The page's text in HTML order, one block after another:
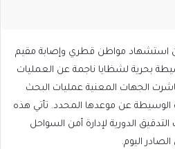
عن استشهاد مواطن قطري وإصابة مقيم
بحرية لشظايا ناجمة عن العمليات
الجهات المعنية عمليات البحث
الوسيطة عن موعدها المحدد. تأتي هذه
الدورية لإدارة أمن السواحل
اليوم.